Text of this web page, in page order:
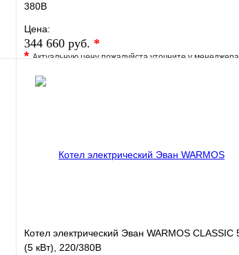
380В
Цена:
344 660 руб. *
*Актуальную цену пожалуйста уточните у менеджера
В избранное
Котел электрический Эван WARMOS CLASSIC
(5 кВт), 220/380В